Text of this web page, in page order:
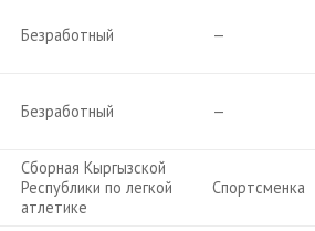
Безработный —
Безработный —
Сборная Кыргызской
Республики по легкой
атлетике
Спортсменка